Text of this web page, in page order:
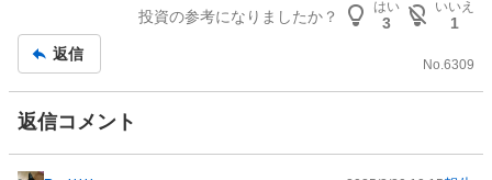
投資の参考になりましたか？
はい
3
いいえ
1
返信
No.6309
返信コメント